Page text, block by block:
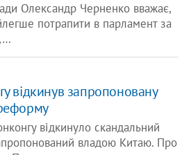
Олександр Черненко вважає,
потрапити в парламент за
відкинув запропоновану
відкинуло скандальний
владою Китаю. Про